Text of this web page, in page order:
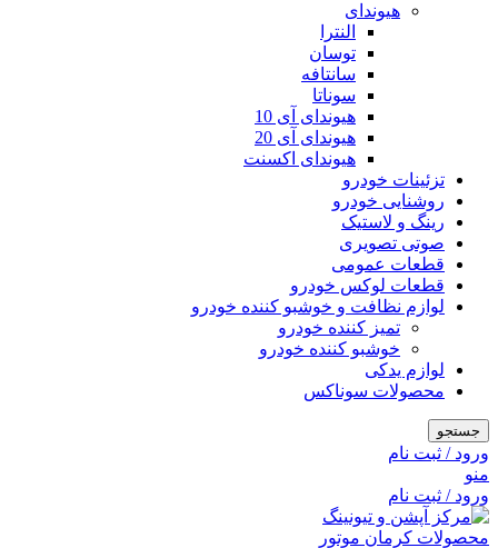
هیوندای
النترا
توسان
سانتافه
سوناتا
هیوندای آی 10
هیوندای آی 20
هیوندای اکسنت
تزئینات خودرو
روشنایی خودرو
رینگ و لاستیک
صوتی تصویری
قطعات عمومی
قطعات لوکس خودرو
لوازم نظافت و خوشبو کننده خودرو
تمیز کننده خودرو
خوشبو کننده خودرو
لوازم یدکی
محصولات سوناکس
جستجو
ورود / ثبت نام
منو
ورود / ثبت نام